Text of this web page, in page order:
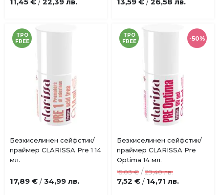
/ /
TPO
FREE
Добави
в
Купи
Безкиселинен сейфстик/
праймер CLARISSA Pre 1 14
мл.
17,89 € / 34,99 лв.
-50%
TPO
FREE
Добави
в
Купи
Безкиселинен сейфстик/
праймер CLARISSA Pre
Optima 14 мл.
7,52 € / 14,71 лв.
15,03 € /29,40 лв.